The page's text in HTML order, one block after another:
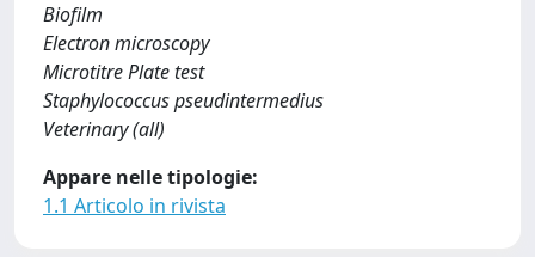
Biofilm
Electron microscopy
Microtitre Plate test
Staphylococcus pseudintermedius
Veterinary (all)
Appare nelle tipologie:
1.1 Articolo in rivista